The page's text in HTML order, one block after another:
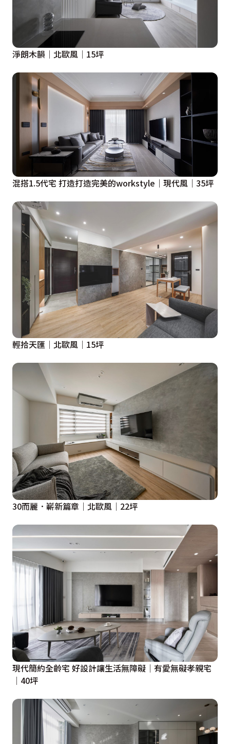
淨朗木韻│北歐風│15坪
混搭1.5代宅 打造打造完美的workstyle｜現代風｜35坪
輕拾天匯│北歐風│15坪
30而麗．嶄新篇章│北歐風│22坪
現代簡約全齡宅 好設計讓生活無障礙│有愛無礙孝親宅
│40坪